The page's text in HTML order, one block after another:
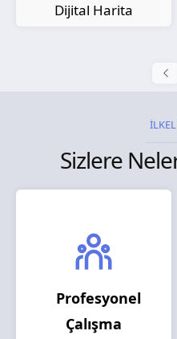
Dijital Kitap
Sizlere
Profesyonel
Çalışma